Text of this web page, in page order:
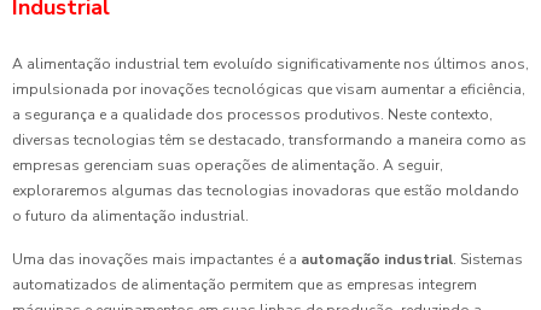
Industrial
A alimentação industrial tem evoluído significativamente nos últimos anos,
impulsionada por inovações tecnológicas que visam aumentar a eficiência,
a segurança e a qualidade dos processos produtivos. Neste contexto,
diversas tecnologias têm se destacado, transformando a maneira como as
empresas gerenciam suas operações de alimentação. A seguir,
exploraremos algumas das tecnologias inovadoras que estão moldando
o futuro da alimentação industrial.
Uma das inovações mais impactantes é a automação industrial. Sistemas
automatizados de alimentação permitem que as empresas integrem